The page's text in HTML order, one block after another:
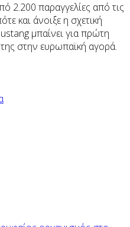
2.200 παραγγελίες από τις
και άνοιξε η σχετική
μπαίνει για πρώτη
στην ευρωπαϊκή αγορά.